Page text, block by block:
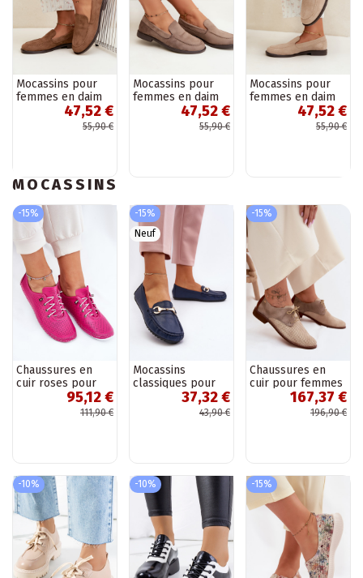
Mocassins pour
femmes en daim
synthétique,
couleur marron
47,52 €
55,90 €
Mocassins pour
femmes en daim
synthétique,
couleur argile
47,52 €
55,90 €
Mocassins pour
femmes en daim
synthétique,
couleur sable
47,52 €
55,90 €
MOCASSINS
-15%
Chaussures en
cuir roses pour
femmes Artiker
95,12 €
111,90 €
-15%
Neuf
Mocassins
classiques pour
femmes en simili
cuir bleu foncé
37,32 €
43,90 €
-15%
Chaussures en
cuir pour femmes
élégantes couleur
sable et marron
avec lacets Zazoo
167,37 €
196,90 €
-10% -10% -15%